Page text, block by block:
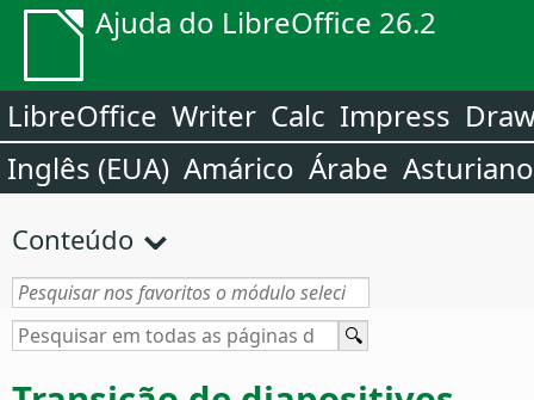
Ajuda do LibreOffice 26.2
LibreOffice Writer Calc Impress
Inglês (EUA) Amárico Árabe Asturiano
Conteúdo